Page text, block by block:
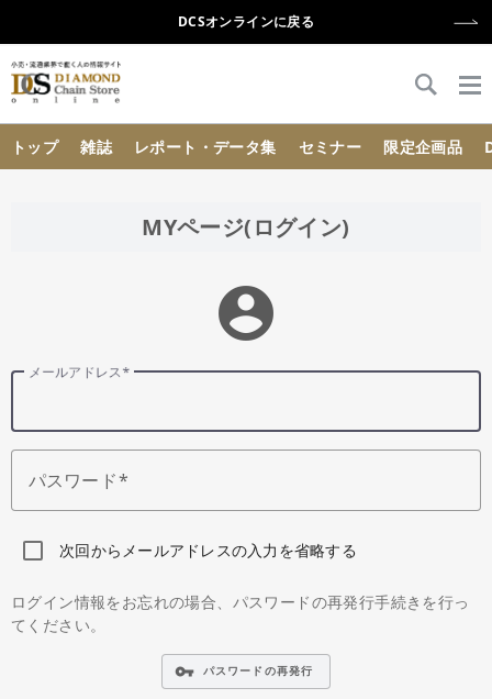
DCSオンラインに戻る
トップ 雑誌 レポート・データ集 セミナー 限定企画品
MYページ(ログイン)
account_circle
メールアドレス
パスワード
次回からメールアドレスの入力を省略する
ログイン情報をお忘れの場合、パスワードの再発行手続きを行っ
てください。
vpn_key パスワードの再発行